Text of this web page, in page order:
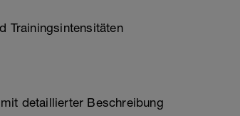
Trainingsintensitäten
detaillierter Beschreibung